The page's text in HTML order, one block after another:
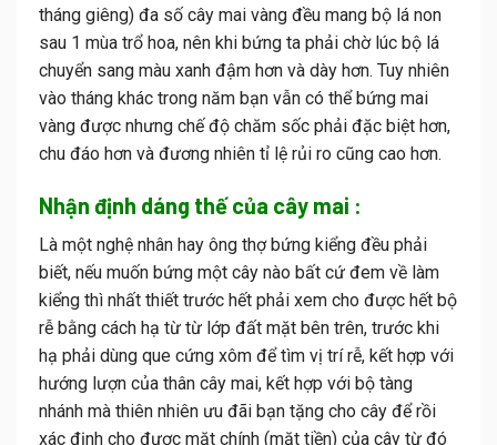
tháng giêng) đa số cây mai vàng đều mang bộ lá non
sau 1 mùa trổ hoa, nên khi bứng ta phải chờ lúc bộ lá
chuyển sang màu xanh đậm hơn và dày hơn. Tuy nhiên
vào tháng khác trong năm bạn vẫn có thể bứng mai
vàng được nhưng chế độ chăm sốc phải đặc biệt hơn,
chu đáo hơn và đương nhiên tỉ lệ rủi ro cũng cao hơn.
Nhận định dáng thế của cây mai :
Là một nghệ nhân hay ông thợ bứng kiểng đều phải
biết, nếu muốn bứng một cây nào bất cứ đem về làm
kiểng thì nhất thiết trước hết phải xem cho được hết bộ
rễ bằng cách hạ từ từ lớp đất mặt bên trên, trước khi
hạ phải dùng que cứng xôm để tìm vị trí rễ, kết hợp với
hướng lượn của thân cây mai, kết hợp với bộ tàng
nhánh mà thiên nhiên ưu đãi bạn tặng cho cây để rồi
xác định cho được mặt chính (mặt tiền) của cây từ đó